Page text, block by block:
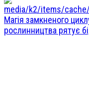
Магія замкненого
рослинництва рятує